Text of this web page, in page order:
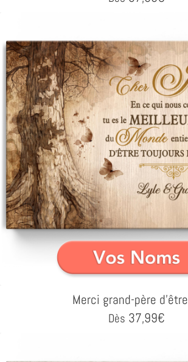
Merci grand-père
Dès 37,99€